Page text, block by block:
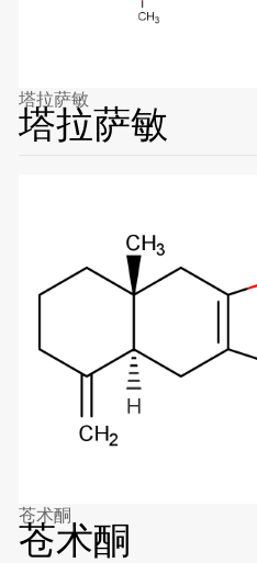
塔拉萨敏
塔拉萨敏
苍术酮
苍术酮